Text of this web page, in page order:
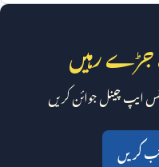
رہیں
ایپ چینل جوائن کریں
کریں